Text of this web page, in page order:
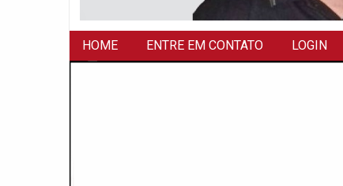
HOME ENTRE EM CONTATO LOGIN